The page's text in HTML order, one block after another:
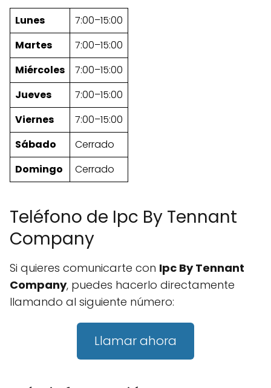
Lunes
7:00–15:00
Martes
7:00–15:00
Miércoles
7:00–15:00
Jueves
7:00–15:00
Viernes
7:00–15:00
Sábado
Cerrado
Domingo
Cerrado
Teléfono de Ipc By Tennant
Company
Si quieres comunicarte con Ipc By Tennant
Company, puedes hacerlo directamente
llamando al siguiente número:
Llamar ahora